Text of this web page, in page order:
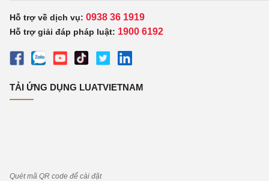
Hỗ trợ về dịch vụ: 0938 36 1919
Hỗ trợ giải đáp pháp luật: 1900 6192
TẢI ỨNG DỤNG LUATVIETNAM
Quét mã QR code để cài đặt